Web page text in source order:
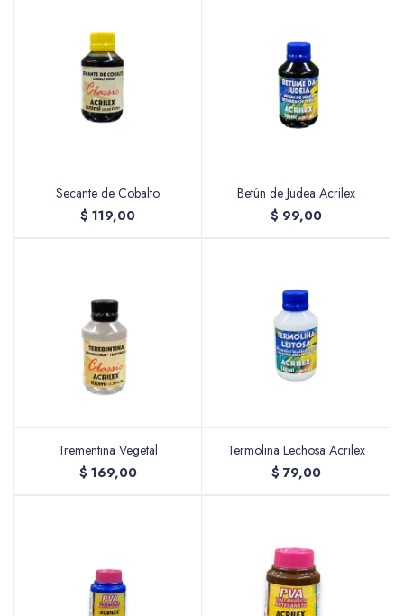
Secante de Cobalto
$ 119,00
Betún de Judea Acrilex
$ 99,00
Trementina Vegetal
$ 169,00
Termolina Lechosa Acrilex
$ 79,00